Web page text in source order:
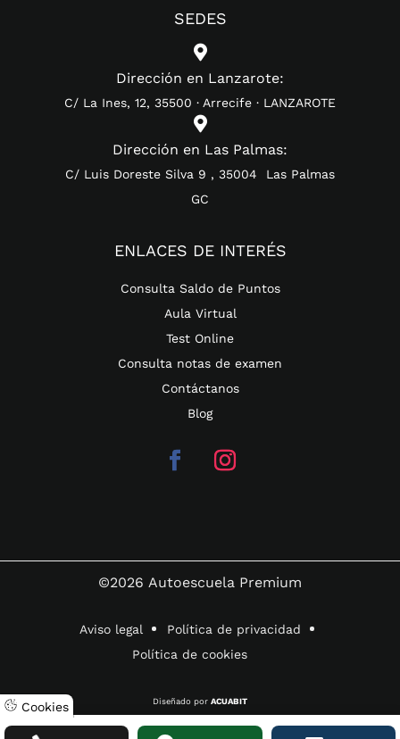
SEDES

Dirección en Lanzarote:
C/ La Ines, 12, 35500 · Arrecife · LANZAROTE

Dirección en Las Palmas:
C/ Luis Doreste Silva 9 , 35004 Las Palmas
GC
ENLACES DE INTERÉS
Consulta Saldo de Puntos
Aula Virtual
Test Online
Consulta notas de examen
Contáctanos
Blog
©2026 Autoescuela Premium
Aviso legal
Política de privacidad
Política de cookies
Cookies Diseñado por ACUABIT